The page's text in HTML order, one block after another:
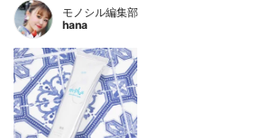
モノシル編集部
hana